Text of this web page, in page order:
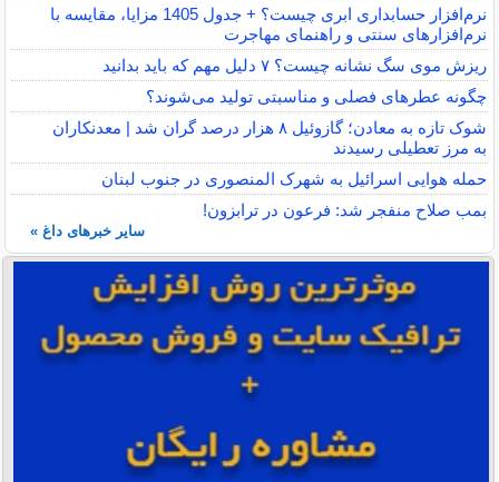
نرم‌افزار حسابداری ابری چیست؟ + جدول 1405 مزایا، مقایسه با
نرم‌افزارهای سنتی و راهنمای مهاجرت
ریزش موی سگ نشانه چیست؟ ۷ دلیل مهم که باید بدانید
چگونه عطرهای فصلی و مناسبتی تولید می‌شوند؟
شوک تازه به معادن؛ گازوئیل ۸ هزار درصد گران شد | معدنکاران
به مرز تعطیلی رسیدند
حمله هوایی اسرائیل به شهرک المنصوری در جنوب لبنان
بمب صلاح منفجر شد: فرعون در ترابزون!
سایر خبرهای داغ »